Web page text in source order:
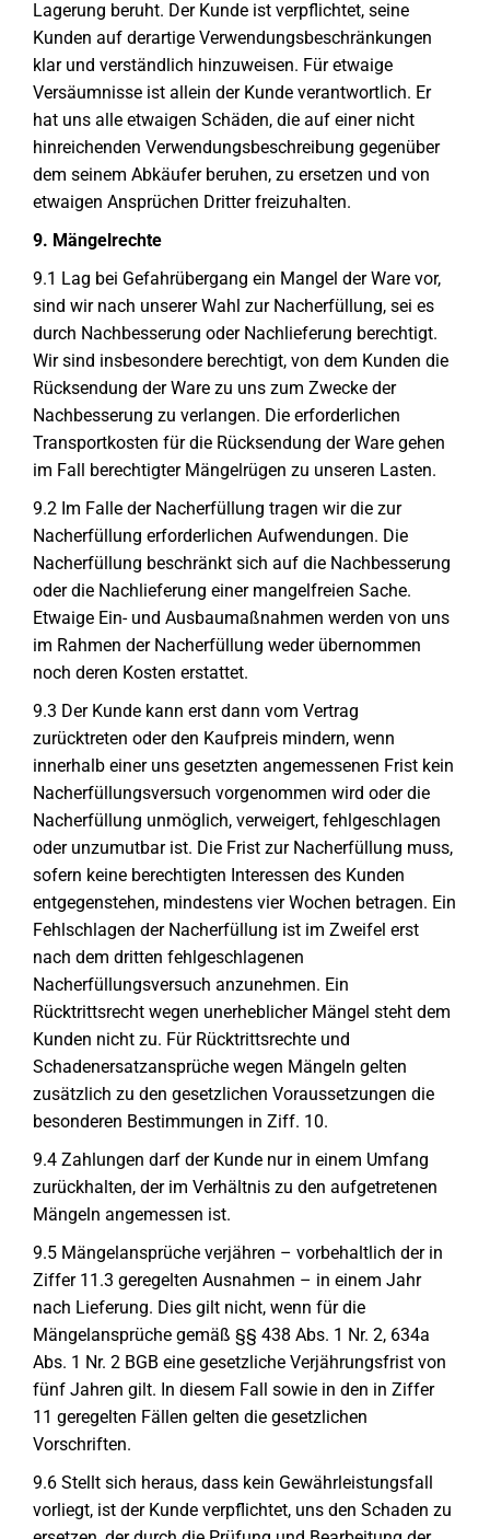
Lagerung beruht. Der Kunde ist verpflichtet, seine
Kunden auf derartige Verwendungsbeschränkungen
klar und verständlich hinzuweisen. Für etwaige
Versäumnisse ist allein der Kunde verantwortlich. Er
hat uns alle etwaigen Schäden, die auf einer nicht
hinreichenden Verwendungsbeschreibung gegenüber
dem seinem Abkäufer beruhen, zu ersetzen und von
etwaigen Ansprüchen Dritter freizuhalten.
9. Mängelrechte
9.1 Lag bei Gefahrübergang ein Mangel der Ware vor,
sind wir nach unserer Wahl zur Nacherfüllung, sei es
durch Nachbesserung oder Nachlieferung berechtigt.
Wir sind insbesondere berechtigt, von dem Kunden die
Rücksendung der Ware zu uns zum Zwecke der
Nachbesserung zu verlangen. Die erforderlichen
Transportkosten für die Rücksendung der Ware gehen
im Fall berechtigter Mängelrügen zu unseren Lasten.
9.2 Im Falle der Nacherfüllung tragen wir die zur
Nacherfüllung erforderlichen Aufwendungen. Die
Nacherfüllung beschränkt sich auf die Nachbesserung
oder die Nachlieferung einer mangelfreien Sache.
Etwaige Ein- und Ausbaumaßnahmen werden von uns
im Rahmen der Nacherfüllung weder übernommen
noch deren Kosten erstattet.
9.3 Der Kunde kann erst dann vom Vertrag
zurücktreten oder den Kaufpreis mindern, wenn
innerhalb einer uns gesetzten angemessenen Frist kein
Nacherfüllungsversuch vorgenommen wird oder die
Nacherfüllung unmöglich, verweigert, fehlgeschlagen
oder unzumutbar ist. Die Frist zur Nacherfüllung muss,
sofern keine berechtigten Interessen des Kunden
entgegenstehen, mindestens vier Wochen betragen. Ein
Fehlschlagen der Nacherfüllung ist im Zweifel erst
nach dem dritten fehlgeschlagenen
Nacherfüllungsversuch anzunehmen. Ein
Rücktrittsrecht wegen unerheblicher Mängel steht dem
Kunden nicht zu. Für Rücktrittsrechte und
Schadenersatzansprüche wegen Mängeln gelten
zusätzlich zu den gesetzlichen Voraussetzungen die
besonderen Bestimmungen in Ziff. 10.
9.4 Zahlungen darf der Kunde nur in einem Umfang
zurückhalten, der im Verhältnis zu den aufgetretenen
Mängeln angemessen ist.
9.5 Mängelansprüche verjähren – vorbehaltlich der in
Ziffer 11.3 geregelten Ausnahmen – in einem Jahr
nach Lieferung. Dies gilt nicht, wenn für die
Mängelansprüche gemäß §§ 438 Abs. 1 Nr. 2, 634a
Abs. 1 Nr. 2 BGB eine gesetzliche Verjährungsfrist von
fünf Jahren gilt. In diesem Fall sowie in den in Ziffer
11 geregelten Fällen gelten die gesetzlichen
Vorschriften.
9.6 Stellt sich heraus, dass kein Gewährleistungsfall
vorliegt, ist der Kunde verpflichtet, uns den Schaden zu